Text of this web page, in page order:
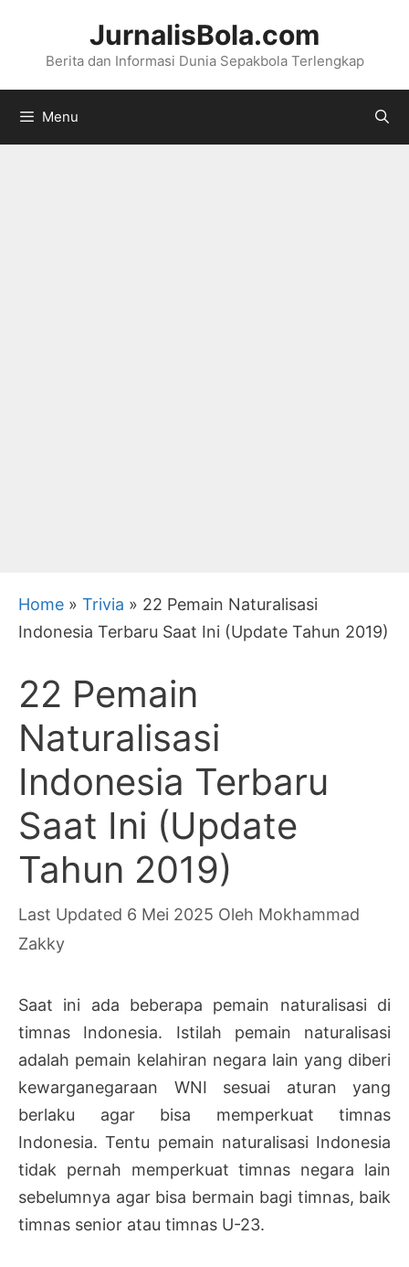
JurnalisBola.com
Berita dan Informasi Dunia Sepakbola Terlengkap
Menu
Home » Trivia » 22 Pemain Naturalisasi
Indonesia Terbaru Saat Ini (Update Tahun 2019)
22 Pemain
Naturalisasi
Indonesia Terbaru
Saat Ini (Update
Tahun 2019)
6 Mei 2025 Oleh Mokhammad
Zakky
Saat ini ada beberapa pemain naturalisasi di
timnas Indonesia. Istilah pemain naturalisasi
adalah pemain kelahiran negara lain yang diberi
kewarganegaraan WNI sesuai aturan yang
berlaku agar bisa memperkuat timnas
Indonesia. Tentu pemain naturalisasi Indonesia
tidak pernah memperkuat timnas negara lain
sebelumnya agar bisa bermain bagi timnas, baik
timnas senior atau timnas U-23.